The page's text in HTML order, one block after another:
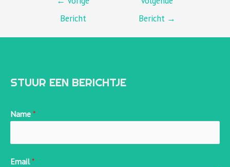
NAVIGATIE
Bericht
Bericht →
STUUR EEN BERICHTJE
Name *
Email*